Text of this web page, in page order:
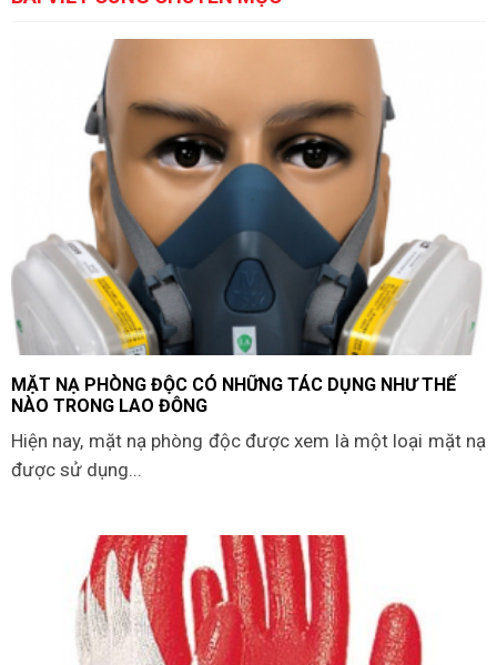
MẶT NẠ PHÒNG ĐỘC CÓ NHỮNG TÁC DỤNG NHƯ THẾ
NÀO TRONG LAO ĐỘNG
Hiện nay, mặt nạ phòng độc được xem là một loại mặt nạ
được sử dụng...